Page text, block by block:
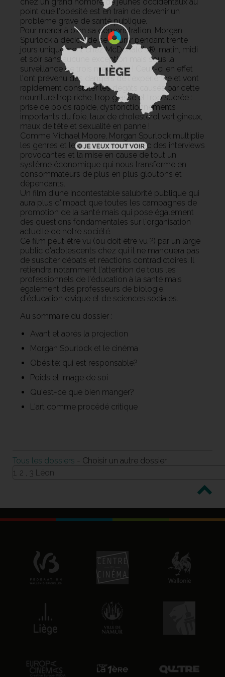
point que l'obésité est en train de devenir un
problème grave de santé publique.
Pour mener à bien sa démonstration, Morgan
Spurlock a décidé de se nourrir pendant trente
jours uniquement chez McDonald's®, matin, midi
et soir sans aucune exception mais sous la
surveillance de trois médecins ! Ceux-ci en effet
l'ont prévenu des dangers de l'expérience et vont
rapidement constater les dégâts causés par cette
nourriture trop riche, trop grasse et trop sucrée :
prise de poids rapide, dysfonctionnements
importants du foie, taux de cholestérol vertigineux,
maux de tête et sexualité en panne !
Comme Michael Moore, Morgan Spurlock multiplie
les genres et les points de vue, avec des interviews
provocantes et la mise en cause de tout un
système économique qui nous transforme en
consommateurs de plus en plus gloutons et
dépendants.
Un film d'une incontestable salubrité publique qui
aura plus d'impact que toutes les campagnes de
promotion de la santé mais qui pose également
des questions fondamentales sur l'organisation
actuelle de notre société.
Ce film peut être vu (ou doit être vu ?) par un large
public d'adolescents chez qui il ne manquera pas
de susciter débats et réactions contradictoires. Il
retiendra notamment l'attention de tous les
professionnels de l'éducation à la santé mais
également des professeurs de biologie,
d'éducation civique et de sciences sociales.
Au sommaire du dossier :
Avant et après la projection
Morgan Spurlock et le cinéma
Obésité: qui est responsable?
Poids et image de soi
Qu'est-ce que bien manger?
L'art comme procédé critique
Tous les dossiers - Choisir un autre dossier
1, 2 , 3 Léon !